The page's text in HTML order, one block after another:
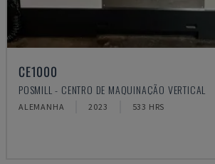
CE1000
POSMILL - CENTRO DE MAQUINAÇÃO VERTICAL
ALEMANHA 2023 533 HRS